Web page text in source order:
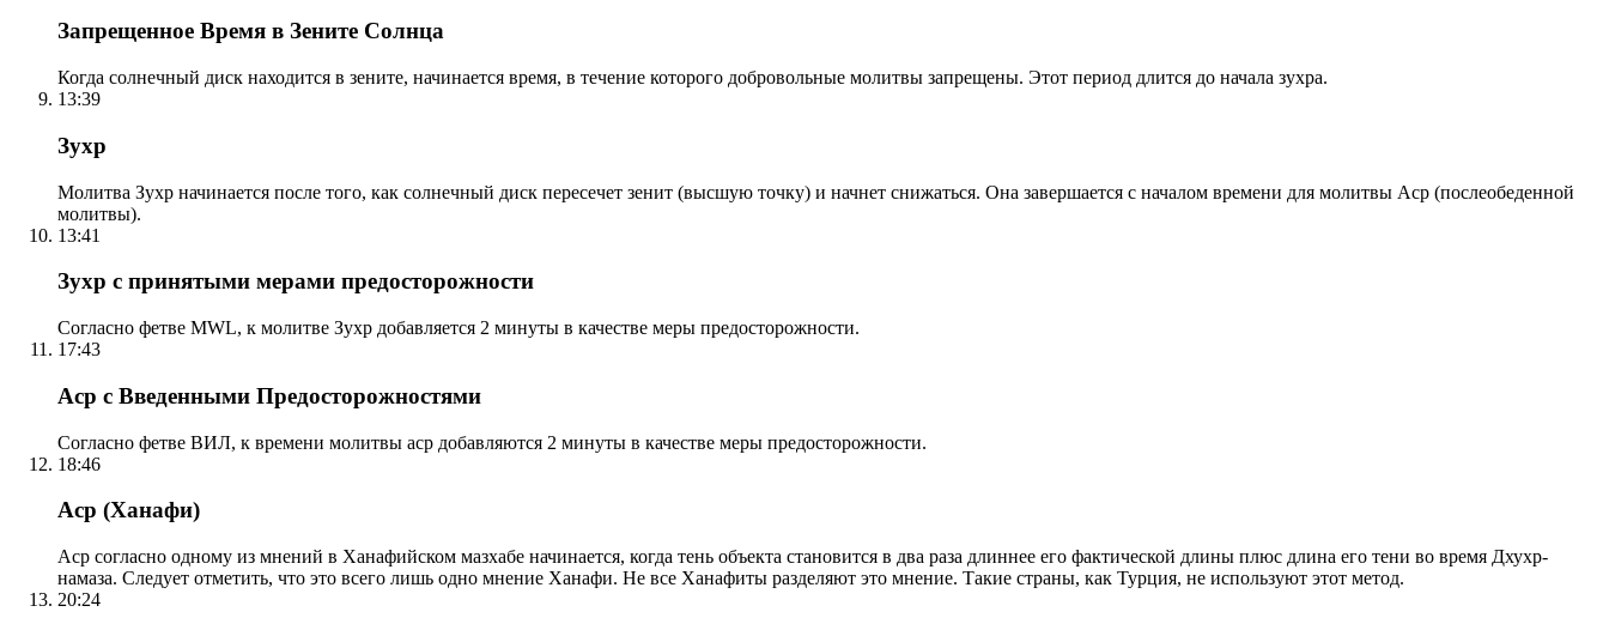
Запрещенное Время в Зените Солнца
Когда солнечный диск находится в зените, начинается время, в течение которого добровольные молитвы запрещены. Этот период длится до начала зухра.
13:39
Зухр
Молитва Зухр начинается после того, как солнечный диск пересечет зенит (высшую точку) и начнет снижаться. Она завершается с началом времени для молитвы Аср (послеобеденной
молитвы).
13:41
Зухр с принятыми мерами предосторожности
Согласно фетве MWL, к молитве Зухр добавляется 2 минуты в качестве меры предосторожности.
17:43
Аср с Введенными Предосторожностями
Согласно фетве ВИЛ, к времени молитвы аср добавляются 2 минуты в качестве меры предосторожности.
18:46
Аср (Ханафи)
Аср согласно одному из мнений в Ханафийском мазхабе начинается, когда тень объекта становится в два раза длиннее его фактической длины плюс длина его тени во время Дхухр-
намаза. Следует отметить, что это всего лишь одно мнение Ханафи. Не все Ханафиты разделяют это мнение. Такие страны, как Турция, не используют этот метод.
20:24